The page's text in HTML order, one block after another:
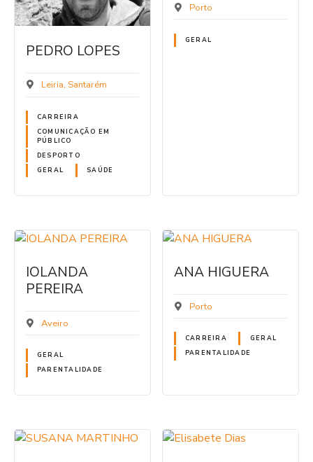
PEDRO LOPES
Leiria Santarém
CARREIRA
COMUNICAÇÃO EM
PÚBLICO
DESPORTO
GERAL
SAÚDE
Porto
GERAL
IOLANDA
PEREIRA
Aveiro
GERAL
PARENTALIDADE
ANA HIGUERA
Porto
CARREIRA
GERAL
PARENTALIDADE